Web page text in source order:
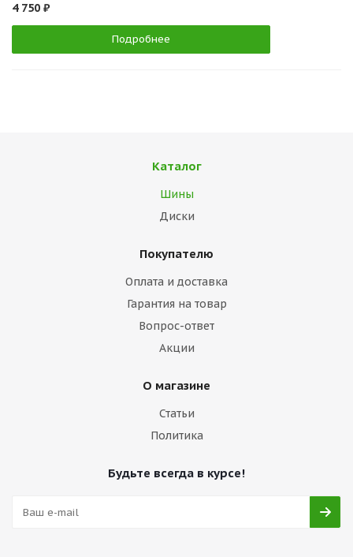
4 750 ₽
Подробнее
Каталог
Шины
Диски
Покупателю
Оплата и доставка
Гарантия на товар
Вопрос-ответ
Акции
О магазине
Статьи
Политика
Будьте всегда в курсе!